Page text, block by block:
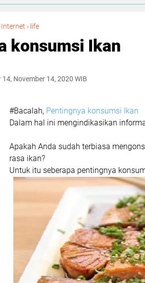
Internet › life
konsumsi Ikan
November 14, 2020 WIB
#Bacalah, Pentingnya konsumsi Ikan
Dalam hal ini mengindikasikan
Apakah Anda sudah terbiasa
rasa ikan?
Untuk itu seberapa pentingnya